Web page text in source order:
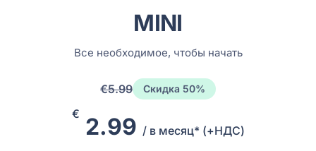
MINI
Все необходимое, чтобы начать
€5.99 Скидка 50%
€ 2.99 / в месяц* (+НДС)